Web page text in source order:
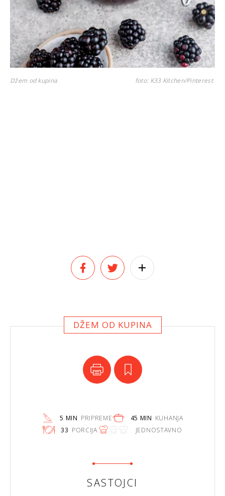
Džem od kupina​ foto: K33 Kitchen/Pinterest
DŽEM OD KUPINA
5 MIN PRIPREME 45 MIN KUHANJA
33 PORCIJA JEDNOSTAVNO
SASTOJCI